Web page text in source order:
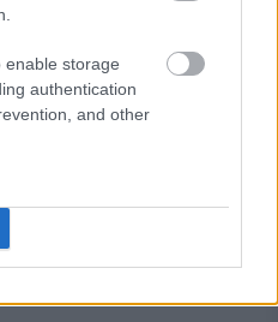
enable storage
authentication
and other